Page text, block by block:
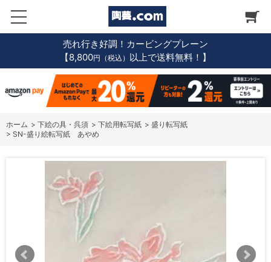
売れ行き好調！カービングプレーン
【8,800円（税込） 以上で送料無料！】
ホーム > 下絵の具・呉須 > 下絵用転写紙 > 盛り転写紙
> SN-盛り絵転写紙 あやめ